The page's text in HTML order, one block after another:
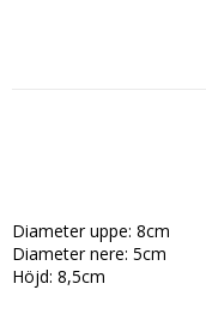
Diameter uppe: 8cm
Diameter nere: 5cm
Höjd: 8,5cm